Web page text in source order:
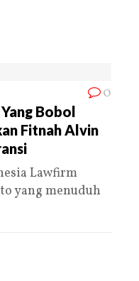
0
Bobol
Fitnah Alvin
Lawfirm
yang menuduh